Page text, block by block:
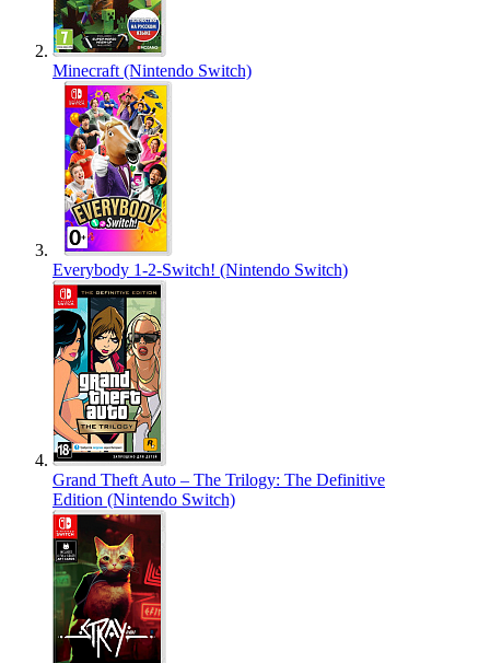
Minecraft (Nintendo Switch)
Everybody 1-2-Switch! (Nintendo Switch)
Grand Theft Auto – The Trilogy: The Definitive
Edition (Nintendo Switch)